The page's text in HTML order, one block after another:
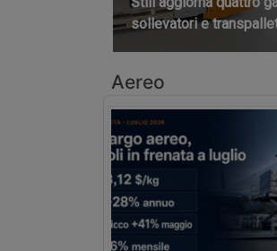
sollevatori e
Aereo